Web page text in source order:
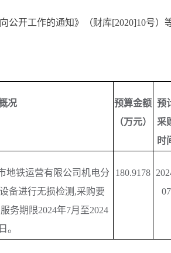
开工作的通知》（财库[2020]10号）
况
预算金额
（万元）
预
采
时
地铁运营有限公司机电分
备进行无损检测,采购要
务期限2024年7月至2024
。
180.9178
07